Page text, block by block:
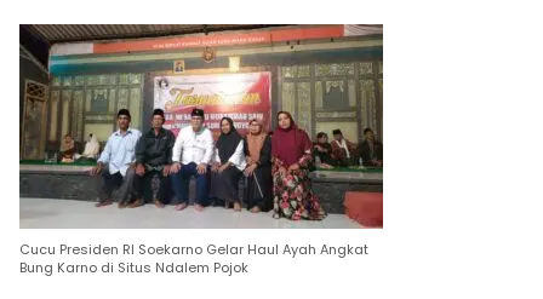
Cucu Presiden RI Soekarno Gelar Haul Ayah Angkat
Bung Karno di Situs Ndalem Pojok